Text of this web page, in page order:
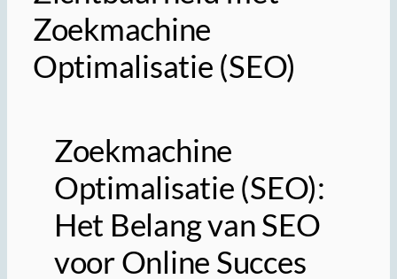
Zoekmachine
Optimalisatie (SEO)
Zoekmachine
Optimalisatie (SEO):
Het Belang van SEO
voor Online Succes